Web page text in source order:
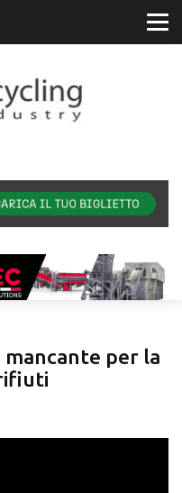
per la